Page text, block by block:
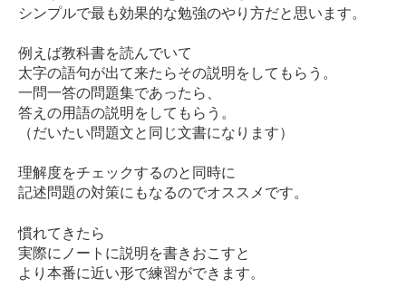
シンプルで最も効果的な勉強のやり方だと思います。
例えば教科書を読んでいて
太字の語句が出て来たらその説明をしてもらう。
一問一答の問題集であったら、
答えの用語の説明をしてもらう。
（だいたい問題文と同じ文書になります）
理解度をチェックするのと同時に
記述問題の対策にもなるのでオススメです。
慣れてきたら
実際にノートに説明を書きおこすと
より本番に近い形で練習ができます。